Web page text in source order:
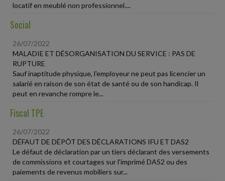
locatif en meublé non professionnel....
Social
26/07/2022
MALADIE ET DÉSORGANISATION DU SERVICE : PAS DE
RUPTURE
Sauf inaptitude physique, l'employeur ne peut pas licencier un
salarié en raison de son état de santé ou de son handicap. Il
peut en revanche rompre le...
Fiscal TPE
26/07/2022
DÉFAUT DE DÉPÔT DES DÉCLARATIONS IFU ET DAS2
Le défaut de déclaration par un tiers déclarant des versements
de commissions et courtages sur l'imprimé DAS2 ou des
paiements de revenus mobiliers sur...